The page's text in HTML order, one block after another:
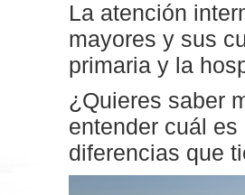
La atención
mayores y sus
primaria y la
¿Quieres saber
entender cuál
diferencias que